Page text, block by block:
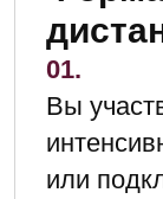
После
и успешной